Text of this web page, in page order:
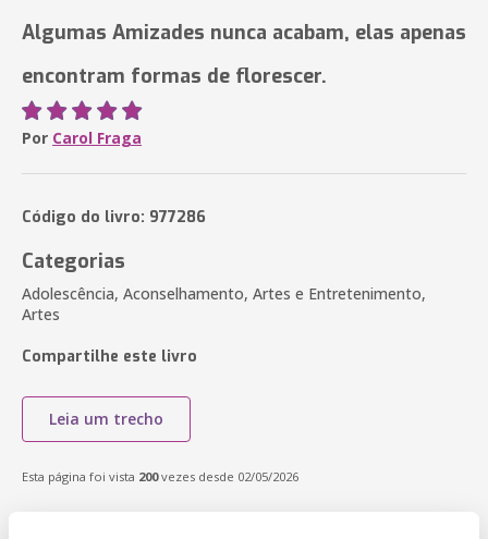
Algumas Amizades nunca acabam, elas apenas
encontram formas de florescer.
Por Carol Fraga
Código do livro: 977286
Categorias
Adolescência, Aconselhamento, Artes e Entretenimento,
Artes
Compartilhe este livro
Leia um trecho
Esta página foi vista 200vezes desde 02/05/2026